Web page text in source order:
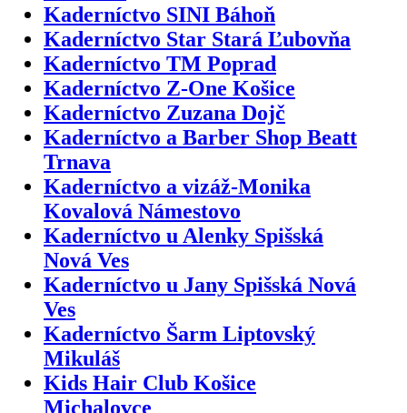
Kaderníctvo SINI Báhoň
Kaderníctvo Star Stará Ľubovňa
Kaderníctvo TM Poprad
Kaderníctvo Z-One Košice
Kaderníctvo Zuzana Dojč
Kaderníctvo a Barber Shop Beatt
Trnava
Kaderníctvo a vizáž-Monika
Kovalová Námestovo
Kaderníctvo u Alenky Spišská
Nová Ves
Kaderníctvo u Jany Spišská Nová
Ves
Kaderníctvo Šarm Liptovský
Mikuláš
Kids Hair Club Košice
Michalovce